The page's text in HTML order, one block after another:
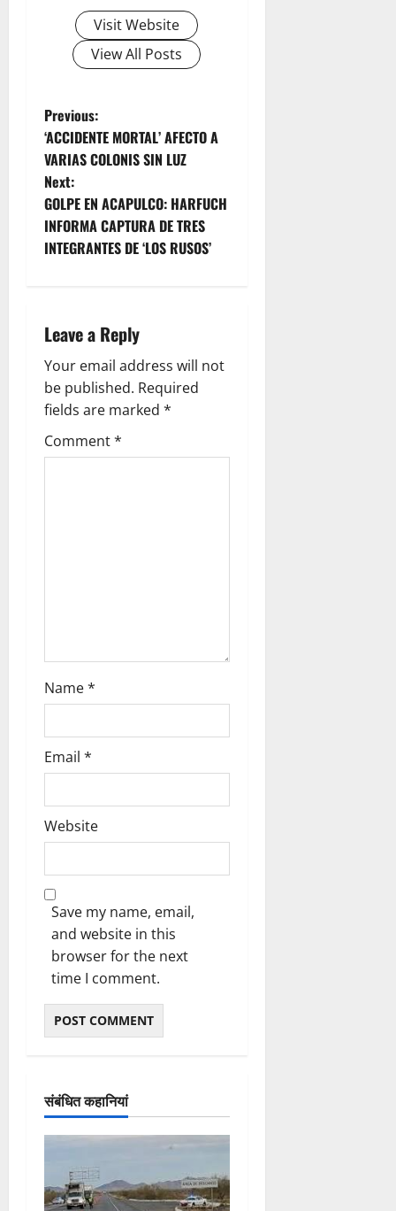
Visit Website
View All Posts
P
o
s
t
v
i
g
a
Previous:
‘ACCIDENTE MORTAL’ AFECTO A
VARIAS COLONIS SIN LUZ
Next:
GOLPE EN ACAPULCO: HARFUCH
INFORMA CAPTURA DE TRES
INTEGRANTES DE ‘LOS RUSOS’
Leave a Reply
Your email address will not
be published. Required
fields are marked *
Comment*
Name*
Email *
Website
Save my name, email,
and website in this
browser for the next
time I comment.
संबंधित कहानियां